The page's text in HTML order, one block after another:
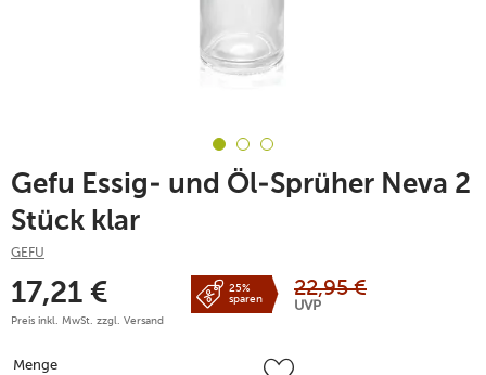
Gefu Essig- und Öl-Sprüher Neva 2
Stück klar
GEFU
17,21 €
Preis inkl. MwSt. zzgl. Versand
25%
sparen
22,95 €
UVP
Menge
Menge